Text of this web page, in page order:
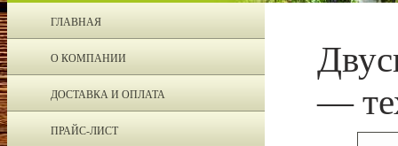
ГЛАВНАЯ
О КОМПАНИИ
ДОСТАВКА И ОПЛАТА
ПРАЙС-ЛИСТ
—